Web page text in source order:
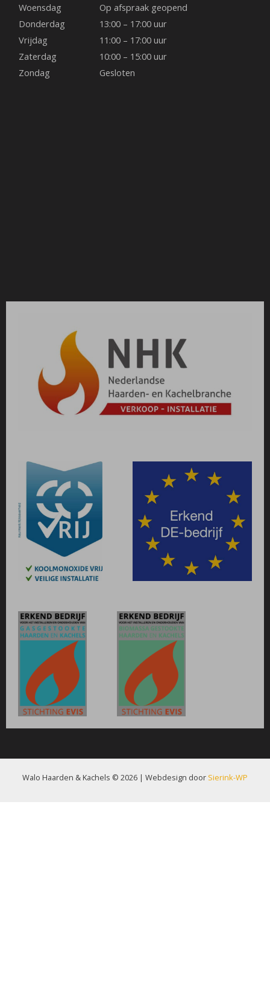
Woensdag
Op afspraak geopend
Donderdag
13:00 – 17:00 uur
Vrijdag
11:00 – 17:00 uur
Zaterdag
10:00 – 15:00 uur
Zondag
Gesloten
Walo Haarden & Kachels © 2026 | Webdesign door Sierink-WP